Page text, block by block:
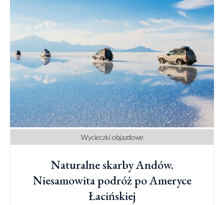
Wycieczki objazdowe
Naturalne skarby Andów.
Niesamowita podróż po Ameryce
Łacińskiej